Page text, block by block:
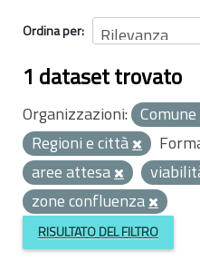
Ordina per
1 dataset trovato
Organizzazioni:
Regioni e città
aree attesa
zone confluenza
RISULTATO DEL FILTRO